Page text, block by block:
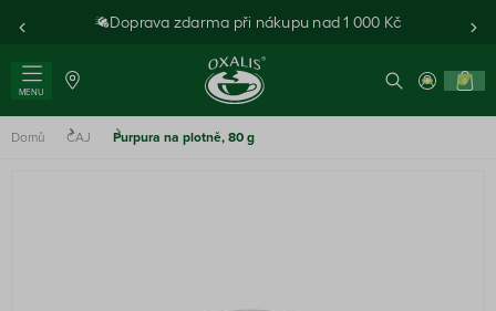
Doprava zdarma při nákupu nad 1 000 Kč
MENU
0
Domů ČAJ Purpura na plotně, 80 g